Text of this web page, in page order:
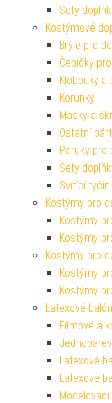
Sety
Kostýmové
Brýle pro
Čepičky
Klobouky
Korunky
Masky a
Ostatní
Paruky pro
Sety
Svítící
Kostýmy pro
Kostýmy
Kostýmy
Kostýmy pro
Kostýmy
Kostýmy
Latexové
Filmové a
Latexové
Latexové
Modelovací